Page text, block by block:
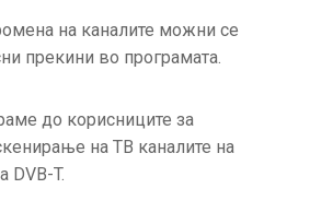
на каналите можни се
прекини во програмата.
до корисниците за
на ТВ каналите на
DVB-T.